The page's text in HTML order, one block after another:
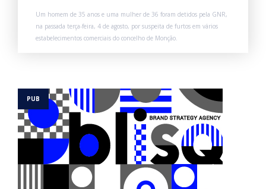
Um homem de 35 anos e uma mulher de 36 foram detidos pela GNR,
na passada terça-feira, 4 de agosto, por suspeita de furtos em vários
estabelecimentos comerciais do concelho de Monção.